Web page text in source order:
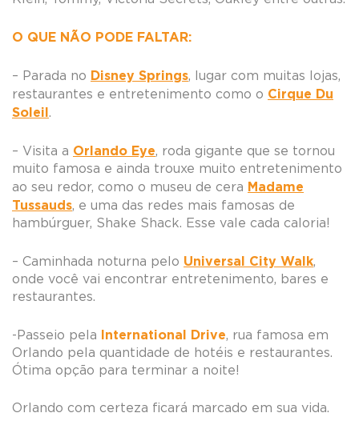
O QUE NÃO PODE FALTAR:
– Parada no Disney Springs, lugar com muitas lojas,
restaurantes e entretenimento como o Cirque Du
Soleil.
– Visita a Orlando Eye, roda gigante que se tornou
muito famosa e ainda trouxe muito entretenimento
ao seu redor, como o museu de cera Madame
Tussauds, e uma das redes mais famosas de
hambúrguer, Shake Shack. Esse vale cada caloria!
– Caminhada noturna pelo Universal City Walk,
onde você vai encontrar entretenimento, bares e
restaurantes.
-Passeio pela International Drive, rua famosa em
Orlando pela quantidade de hotéis e restaurantes.
Ótima opção para terminar a noite!
Orlando com certeza ficará marcado em sua vida.